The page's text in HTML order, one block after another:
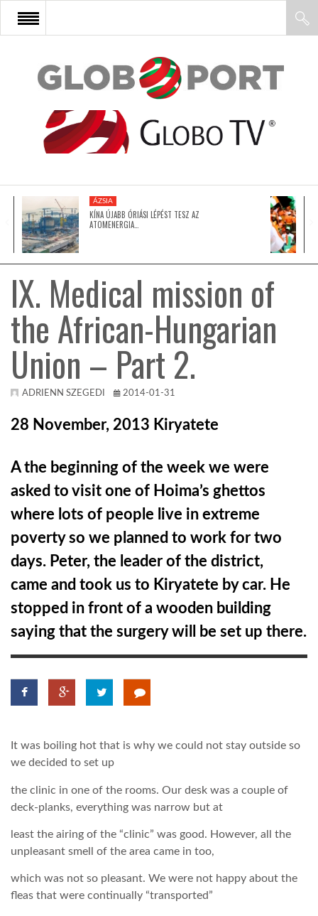
FŐOLDAL
AFRIKA
ÁZSIA
LATIN-AMERIKA
AUSZTRÁLIA
MÉDIA
GLOBOTV BP
AFRIKA TUDÁSTÁR
A NAP SZÉPE
LINKTR.EE
GLOBOZSARU
ÁZSIA
KÍNA ÚJABB ÓRIÁSI LÉPÉST TESZ AZ
ATOMENERGIA…
IX. Medical mission of
the African-Hungarian
Union – Part 2.
ADRIENN SZEGEDI 2014-01-31
28 November, 2013 Kiryatete
A the beginning of the week we were
asked to visit one of Hoima’s ghettos
where lots of people live in extreme
poverty so we planned to work for two
days. Peter, the leader of the district,
came and took us to Kiryatete by car. He
stopped in front of a wooden building
saying that the surgerywill be set up there.
It was boiling hot that is why we could not stay outside so
we decided to set up
the clinic in one of the rooms. Our desk was a couple of
deck-planks, everything was narrow but at
least the airing of the “clinic” was good. However, all the
unpleasant smell of the area came in too,
which was not so pleasant. We were not happy about the
fleas that were continually “transported”